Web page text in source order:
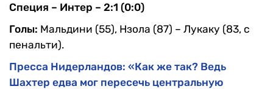
Специя – Интер – 2:1 (0:0)
Голы: Мальдини (55), Нзола (87) – Лукаку (83, с
пенальти).
Пресса Нидерландов: «Как же так? Ведь
Шахтер едва мог пересечь центральную